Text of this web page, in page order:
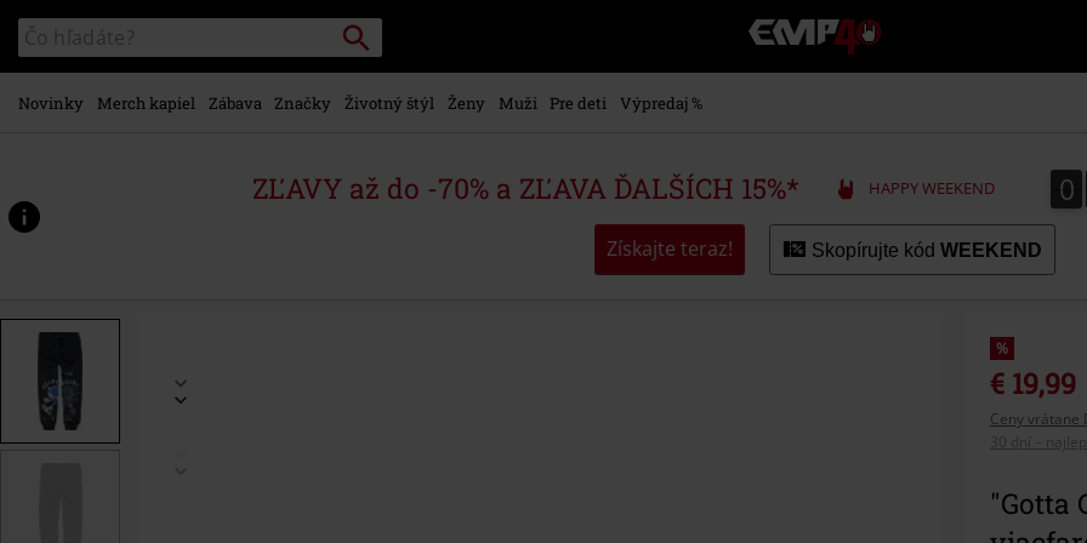
na
hlavný
obsah
Katalóg
vyhľadávania
Vyhľadávanie
EMP
-
Hudba,
Merch
hráčov,
Alternatívna
Novinky Merch kapiel Zábava Značky Životný štýl Ženy Muži Pre deti Výpredaj %
ZĽAVY až do -70% a ZĽAVA ĎALŠÍCH 15%* HAPPY WEEKEND 0
0
Získajte teraz! Skopírujte kód WEEKEND
www.emp-
p/gotta-
547311.html
%
€ 19,99
Ceny vrátane
30 dní –
"Gotta